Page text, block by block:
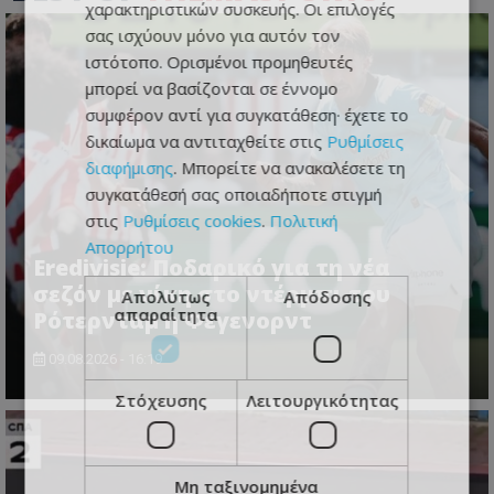
Eredivisie: Ποδαρικό για τη νέα
σεζόν με νίκη στο ντέρμπι του
Ρότερνταμ η Φέγενορντ
09.08.2026 - 16:19
χαρακτηριστικών συσκευής. Οι επιλογές
σας ισχύουν μόνο για αυτόν τον
ιστότοπο. Ορισμένοι προμηθευτές
μπορεί να βασίζονται σε έννομο
συμφέρον αντί για συγκατάθεση· έχετε το
δικαίωμα να αντιταχθείτε στις Ρυθμίσεις
διαφήμισης. Μπορείτε να ανακαλέσετε τη
συγκατάθεσή σας οποιαδήποτε στιγμή
στις Ρυθμίσεις cookies. Πολιτική
Απορρήτου
Απολύτως
απαραίτητα
Απόδοσης
Στόχευσης Λειτουργικότητας
Μη ταξινομημένα